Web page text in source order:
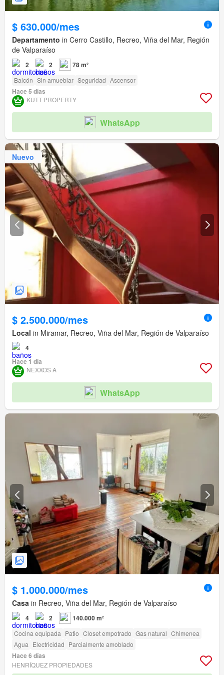
$ 630.000/mes
Departamento in Cerro Castillo, Recreo, Viña del Mar, Región
de Valparaíso
2 2 78 m²
Balcón Sin amueblar Seguridad Ascensor
Hace 5 días
KUTT PROPERTY
WhatsApp
Nuevo
$ 2.500.000/mes
Local in Miramar, Recreo, Viña del Mar, Región de Valparaíso
4
Hace 1 día
NEXXOS A
WhatsApp
$ 1.000.000/mes
Casa in Recreo, Viña del Mar, Región de Valparaíso
4 2 140.000 m²
Cocina equipada Patio Closet empotrado Gas natural Chimenea
Agua Electricidad Parcialmente amoblado
Hace 6 días
HENRÍQUEZ PROPIEDADES